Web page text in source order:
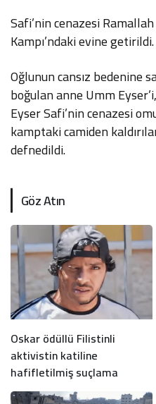
Safi’nin cenazesi
Kampı’ndaki evine getirildi.
Oğlunun cansız bedenine
boğulan anne Umm
Eyser Safi’nin cenazesi
kamptaki camiden
defnedildi.
Göz Atın
Oskar ödüllü Filistinli
aktivistin katiline
hafifletilmiş suçlama